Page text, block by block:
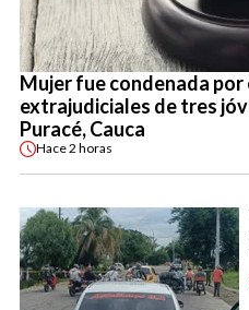
Mujer fue condenada por
extrajudiciales de tres
Puracé, Cauca
Hace2 horas